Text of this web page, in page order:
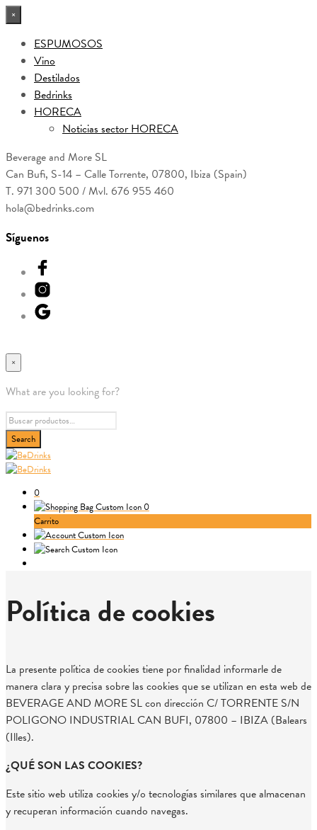
×
ESPUMOSOS
Vino
Destilados
Bedrinks
HORECA
Noticias sector HORECA
Beverage and More SL
Can Bufi, S-14 – Calle Torrente, 07800, Ibiza (Spain)
T. 971 300 500 / Mvl. 676 955 460
hola@bedrinks.com
Síguenos
×
What are you looking for?
0
0
Carrito
Política de cookies
La presente política de cookies tiene por finalidad informarle de
manera clara y precisa sobre las cookies que se utilizan en esta web de
BEVERAGE AND MORE SL con dirección C/ TORRENTE S/N
POLIGONO INDUSTRIAL CAN BUFI, 07800 – IBIZA (Balears
(Illes).
¿QUÉ SON LAS COOKIES?
Este sitio web utiliza cookies y/o tecnologías similares que almacenan
y recuperan información cuando navegas.